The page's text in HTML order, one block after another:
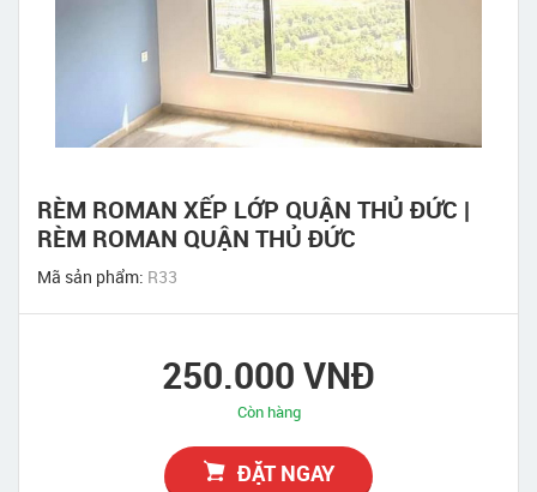
RÈM ROMAN XẾP LỚP QUẬN THỦ ĐỨC |
RÈM ROMAN QUẬN THỦ ĐỨC
Mã sản phẩm: R33
250.000 VNĐ
Còn hàng
ĐẶT NGAY